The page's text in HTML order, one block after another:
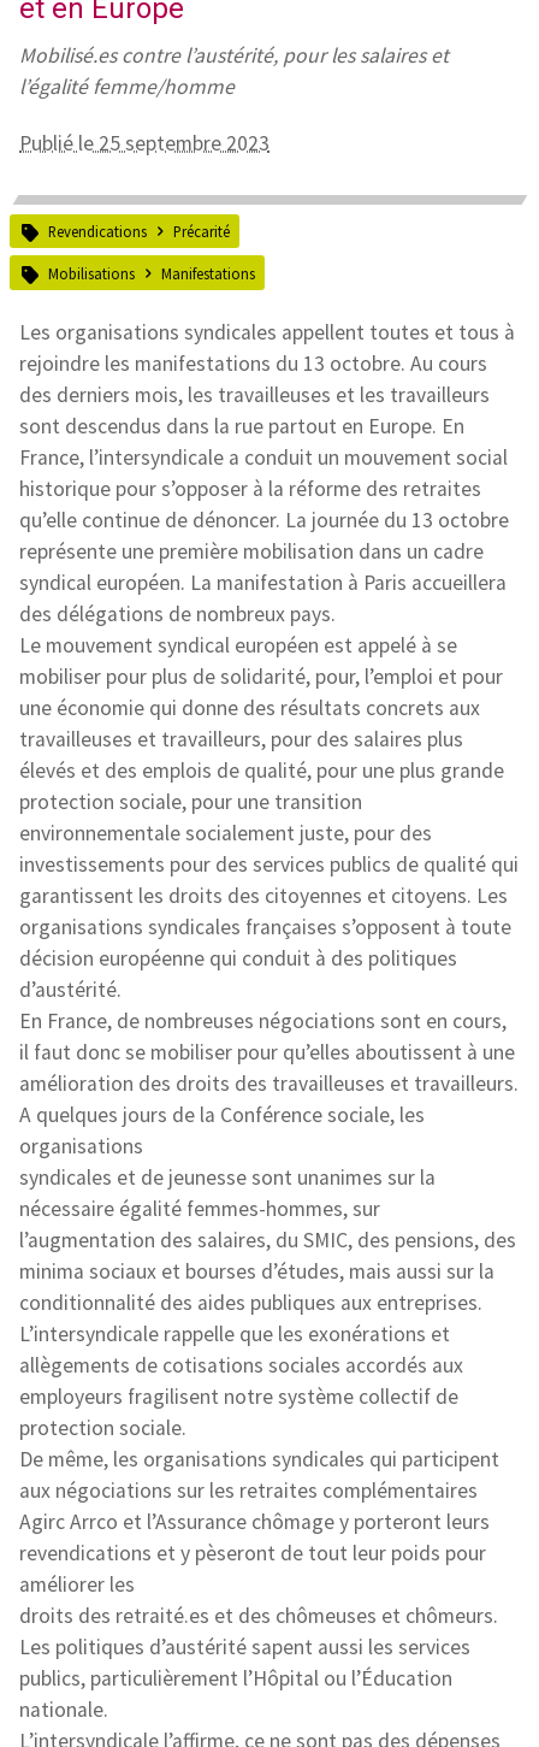
et en Europe
Mobilisé.es contre l’austérité, pour les salaires et
l’égalité femme/homme
Publié le 25 septembre 2023
Revendications Précarité
Mobilisations Manifestations
Les organisations syndicales appellent toutes et tous à
rejoindre les manifestations du 13 octobre. Au cours
des derniers mois, les travailleuses et les travailleurs
sont descendus dans la rue partout en Europe. En
France, l’intersyndicale a conduit un mouvement social
historique pour s’opposer à la réforme des retraites
qu’elle continue de dénoncer. La journée du 13 octobre
représente une première mobilisation dans un cadre
syndical européen. La manifestation à Paris accueillera
des délégations de nombreux pays.
Le mouvement syndical européen est appelé à se
mobiliser pour plus de solidarité, pour, l’emploi et pour
une économie qui donne des résultats concrets aux
travailleuses et travailleurs, pour des salaires plus
élevés et des emplois de qualité, pour une plus grande
protection sociale, pour une transition
environnementale socialement juste, pour des
investissements pour des services publics de qualité qui
garantissent les droits des citoyennes et citoyens. Les
organisations syndicales françaises s’opposent à toute
décision européenne qui conduit à des politiques
d’austérité.
En France, de nombreuses négociations sont en cours,
il faut donc se mobiliser pour qu’elles aboutissent à une
amélioration des droits des travailleuses et travailleurs.
A quelques jours de la Conférence sociale, les
organisations
syndicales et de jeunesse sont unanimes sur la
nécessaire égalité femmes-hommes, sur
l’augmentation des salaires, du SMIC, des pensions, des
minima sociaux et bourses d’études, mais aussi sur la
conditionnalité des aides publiques aux entreprises.
L’intersyndicale rappelle que les exonérations et
allègements de cotisations sociales accordés aux
employeurs fragilisent notre système collectif de
protection sociale.
De même, les organisations syndicales qui participent
aux négociations sur les retraites complémentaires
Agirc Arrco et l’Assurance chômage y porteront leurs
revendications et y pèseront de tout leur poids pour
améliorer les
droits des retraité.es et des chômeuses et chômeurs.
Les politiques d’austérité sapent aussi les services
publics, particulièrement l’Hôpital ou l’Éducation
nationale.
L’intersyndicale l’affirme, ce ne sont pas des dépenses